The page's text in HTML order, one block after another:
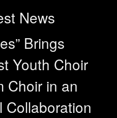
News
Brings
Youth Choir
Choir in an
Collaboration